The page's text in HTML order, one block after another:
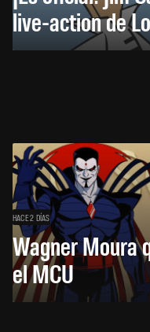
live-action de
HACE 2 DÍAS
Wagner Moura
el MCU